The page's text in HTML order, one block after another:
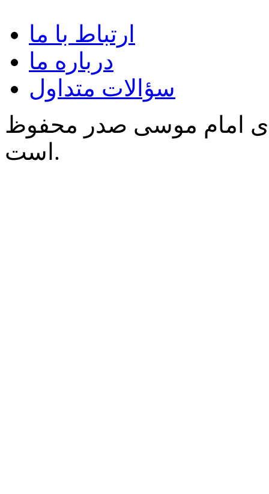
ارتباط با ما
درباره ما
سؤالات متداول
امام موسی صدر محفوظ
است.